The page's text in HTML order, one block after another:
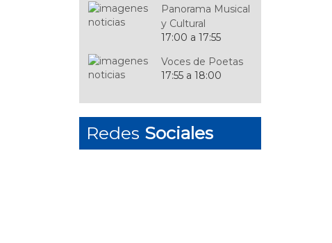
Panorama Musical
y Cultural
17:00 a 17:55
Voces de Poetas
17:55 a 18:00
Grandes Músicos
de Jazz
18:00 a 19:00
Redes Sociales